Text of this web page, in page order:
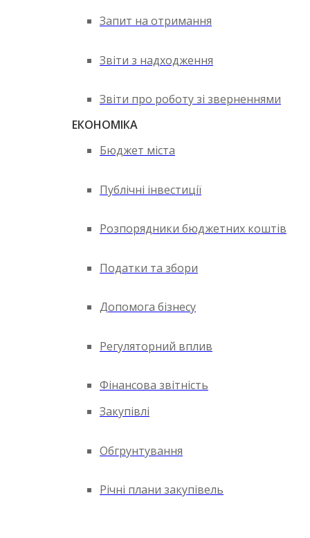
Запит на отримання
Звіти з надходження
Звіти про роботу зі зверненнями
ЕКОНОМІКА
Бюджет міста
Публічні інвестиції
Розпорядники бюджетних коштів
Податки та збори
Допомога бізнесу
Регуляторний вплив
Фінансова звітність
Закупівлі
Обгрунтування
Річні плани закупівель